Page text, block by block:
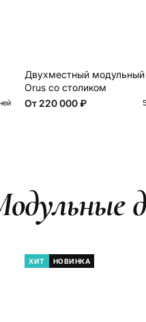
Двухместный модульный
Orus со столиком
От220 000 ₽
ХИТ НОВИНКА